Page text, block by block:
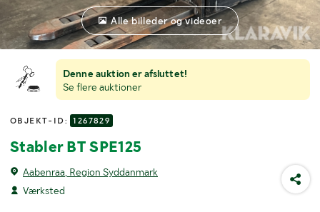
Denne auktion er afsluttet!
Se flere auktioner
OBJEKT-ID: 1267829
Stabler BT SPE125
Aabenraa, Region Syddanmark
Værksted
Alle billeder og videoer